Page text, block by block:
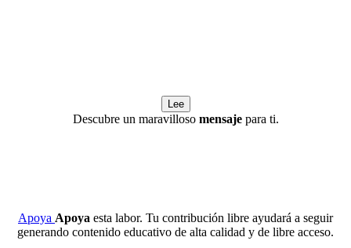
Lee
Descubre un maravilloso mensajepara ti.
Apoya Apoya esta labor. Tu contribución libre ayudará a seguir
generando contenido educativo de alta calidad y de libre acceso.